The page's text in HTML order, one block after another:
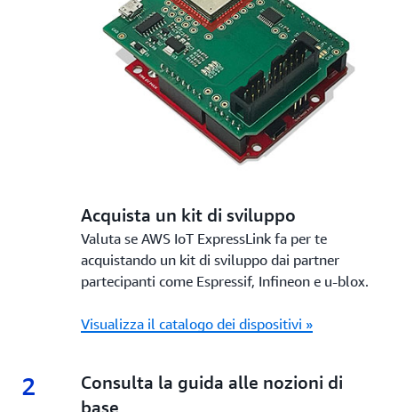
1.
Acquista un kit di sviluppo
Valuta se AWS IoT ExpressLink fa per te
acquistando un kit di sviluppo dai partner
partecipanti come Espressif, Infineon e u-blox.
Visualizza il catalogo dei dispositivi »
2 2.
Consulta la guida alle nozioni di
base